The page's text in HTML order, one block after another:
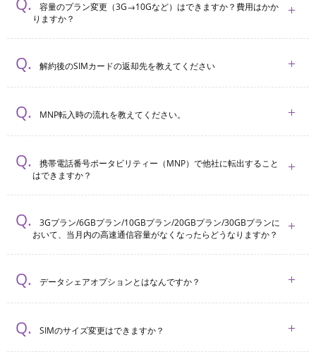
容量のプラン変更（3G→10Gなど）はできますか？費用はかか
りますか？
解約後のSIMカードの返却先を教えてください
MNP転入時の流れを教えてください。
携帯電話番号ポータビリティー（MNP）で他社に転出すること
はできますか？
3Gプラン/6GBプラン/10GBプラン/20GBプラン/30GBプランに
おいて、当月内の高速通信容量がなくなったらどうなりますか？
データシェアオプションとはなんですか？
SIMのサイズ変更はできますか？